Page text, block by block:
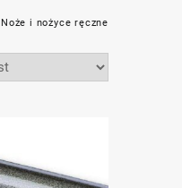
Noże i nożyce ręczne